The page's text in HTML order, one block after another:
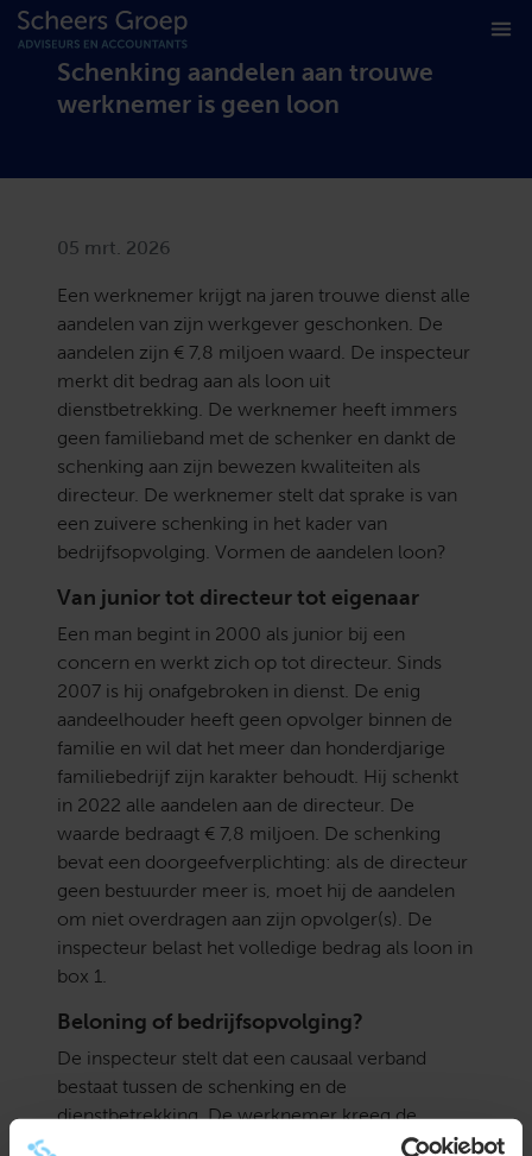
Schenking aandelen aan trouwe
werknemer is geen loon
05 mrt. 2026
Een werknemer krijgt na jaren trouwe dienst alle
aandelen van zijn werkgever geschonken. De
aandelen zijn € 7,8 miljoen waard. De inspecteur
merkt dit bedrag aan als loon uit
dienstbetrekking. De werknemer heeft immers
geen familieband met de schenker en dankt de
schenking aan zijn bewezen kwaliteiten als
directeur. De werknemer stelt dat sprake is van
een zuivere schenking in het kader van
bedrijfsopvolging. Vormen de aandelen loon?
Van junior tot directeur tot eigenaar
Een man begint in 2000 als junior bij een
concern en werkt zich op tot directeur. Sinds
2007 is hij onafgebroken in dienst. De enig
aandeelhouder heeft geen opvolger binnen de
familie en wil dat het meer dan honderdjarige
familiebedrijf zijn karakter behoudt. Hij schenkt
in 2022 alle aandelen aan de directeur. De
waarde bedraagt € 7,8 miljoen. De schenking
bevat een doorgeefverplichting: als de directeur
geen bestuurder meer is, moet hij de aandelen
om niet overdragen aan zijn opvolger(s). De
inspecteur belast het volledige bedrag als loon in
box 1.
Beloning of bedrijfsopvolging?
De inspecteur stelt dat een causaal verband
bestaat tussen de schenking en de
dienstbetrekking. De werknemer kreeg de
aandelen omdat hij zich als werknemer had